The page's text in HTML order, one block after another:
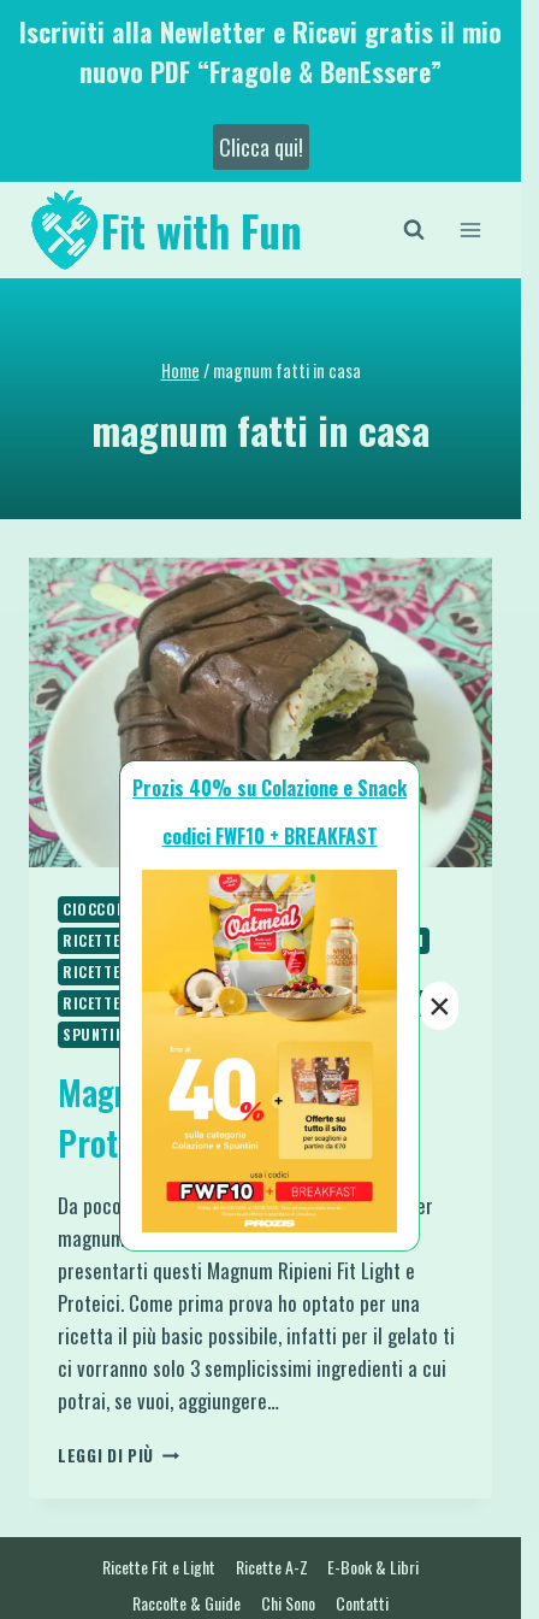
SaltaIscriviti alla Newletter e Ricevi gratis il mio
nuovo PDF “Fragole & BenEssere”
Clicca qui!
Fit with Fun
Home/ magnum fatti in casa
magnum fatti in casa
CIOCCOLATO PIATTI FREDDI
PIATTI VELOCI
RICETTE
RICETTE CHETOGENICHE
RICETTE DOLCI
RICETTE LOW CARB
RICETTE PROTEICHE
RICETTE SENZA COTTURA
RICETTE SENZA GLUTINE
SPUNTINI E SNACKS
Magnum Ripieni Fit Light e
Proteici
Da poco mi è arrivato lo Stampo in Silicone per
magnum e non ho potuto aspettare oltre per
presentarti questi Magnum Ripieni Fit Light e
Proteici. Come prima prova ho optato per una
ricetta il più basic possibile, infatti per il gelato ti
ci vorranno solo 3 semplicissimi ingredienti a cui
potrai, se vuoi, aggiungere…
LEGGI DI PIÙ MAGNUM
PROTEICI
Ricette Fit e Light Ricette A-Z
E-Book & Libri
Raccolte & Guide
Chi Sono Contatti
Prozis 40% su Colazione e Snack
codici FWF10 + BREAKFAST
×